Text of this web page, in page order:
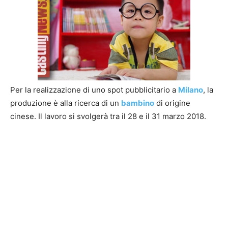
Per la realizzazione di uno spot pubblicitario a Milano, la
produzione è alla ricerca di un bambino di origine
cinese. Il lavoro si svolgerà tra il 28 e il 31 marzo 2018.